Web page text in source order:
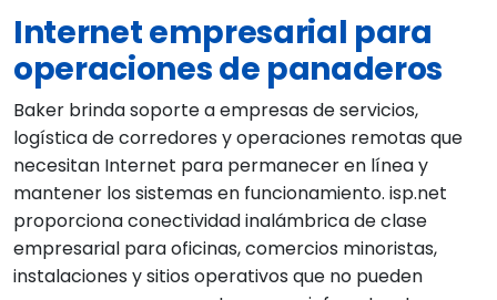
Internet empresarial para
operaciones de panaderos
Baker brinda soporte a empresas de servicios,
logística de corredores y operaciones remotas que
necesitan Internet para permanecer en línea y
mantener los sistemas en funcionamiento. isp.net
proporciona conectividad inalámbrica de clase
empresarial para oficinas, comercios minoristas,
instalaciones y sitios operativos que no pueden